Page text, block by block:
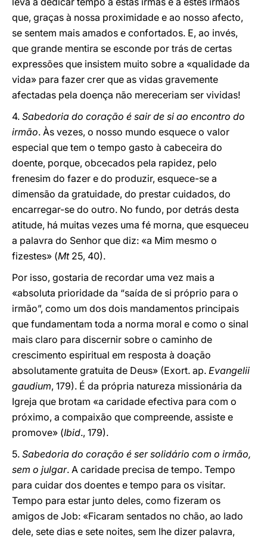
que, graças à nossa proximidade e ao nosso afecto,
se sentem mais amados e confortados. E, ao invés,
que grande mentira se esconde por trás de certas
expressões que insistem muito sobre a «qualidade da
vida» para fazer crer que as vidas gravemente
afectadas pela doença não mereceriam ser vividas!
4. Sabedoria do coração é sair de si ao encontro do
irmão. Às vezes, o nosso mundo esquece o valor
especial que tem o tempo gasto à cabeceira do
doente, porque, obcecados pela rapidez, pelo
frenesim do fazer e do produzir, esquece-se a
dimensão da gratuidade, do prestar cuidados, do
encarregar-se do outro. No fundo, por detrás desta
atitude, há muitas vezes uma fé morna, que esqueceu
a palavra do Senhor que diz: «a Mim mesmo o
fizestes» (Mt25, 40).
Por isso, gostaria de recordar uma vez mais a
«absoluta prioridade da “saída de si próprio para o
irmão”, como um dos dois mandamentos principais
que fundamentam toda a norma moral e como o sinal
mais claro para discernir sobre o caminho de
crescimento espiritual em resposta à doação
absolutamente gratuita de Deus» (Exort. ap. Evangelii
gaudium, 179). É da própria natureza missionária da
Igreja que brotam «a caridade efectiva para com o
próximo, a compaixão que compreende, assiste e
promove» (Ibid., 179).
5. Sabedoria do coração é ser solidário com o irmão,
sem o julgar. A caridade precisa de tempo. Tempo
para cuidar dos doentes e tempo para os visitar.
Tempo para estar junto deles, como fizeram os
amigos de Job: «Ficaram sentados no chão, ao lado
dele, sete dias e sete noites, sem lhe dizer palavra,